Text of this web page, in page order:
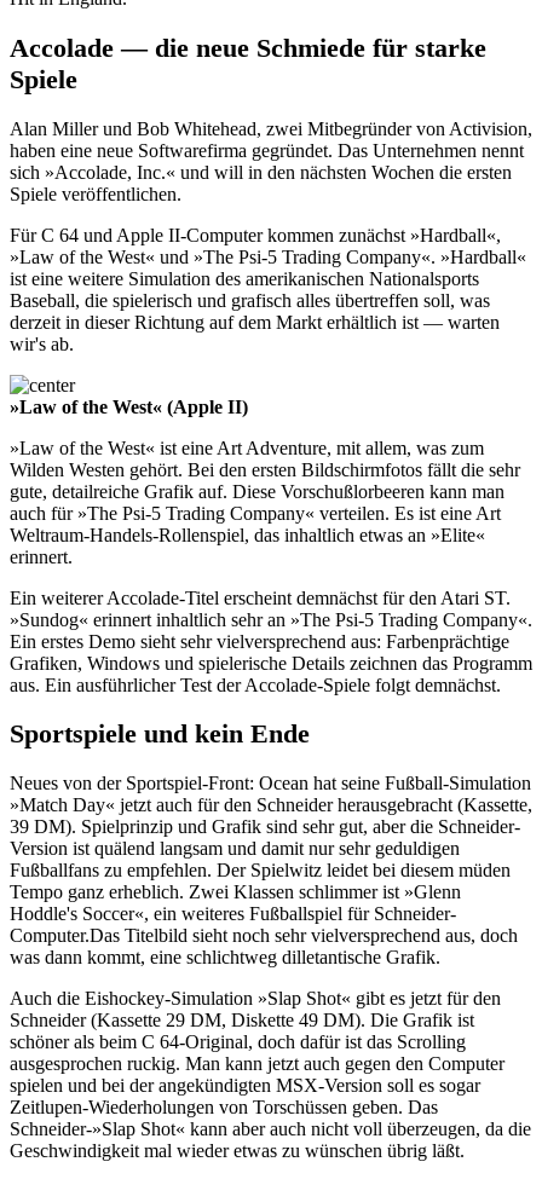
Accolade — die neue Schmiede für starke
Spiele
Alan Miller und Bob Whitehead, zwei Mitbegründer von Activision,
haben eine neue Softwarefirma gegründet. Das Unternehmen nennt
sich »Accolade, Inc.« und will in den nächsten Wochen die ersten
Spiele veröffentlichen.
Für C 64 und Apple II-Computer kommen zunächst »Hardball«,
»Law of the West« und »The Psi-5 Trading Company«. »Hardball«
ist eine weitere Simulation des amerikanischen Nationalsports
Baseball, die spielerisch und grafisch alles übertreffen soll, was
derzeit in dieser Richtung auf dem Markt erhältlich ist — warten
wir's ab.
»Law of the West« (Apple II)
»Law of the West« ist eine Art Adventure, mit allem, was zum
Wilden Westen gehört. Bei den ersten Bildschirmfotos fällt die sehr
gute, detailreiche Grafik auf. Diese Vorschußlorbeeren kann man
auch für »The Psi-5 Trading Company« verteilen. Es ist eine Art
Weltraum-Handels-Rollenspiel, das inhaltlich etwas an »Elite«
erinnert.
Ein weiterer Accolade-Titel erscheint demnächst für den Atari ST.
»Sundog« erinnert inhaltlich sehr an »The Psi-5 Trading Company«.
Ein erstes Demo sieht sehr vielversprechend aus: Farbenprächtige
Grafiken, Windows und spielerische Details zeichnen das Programm
aus. Ein ausführlicher Test der Accolade-Spiele folgt demnächst.
Sportspiele und kein Ende
Neues von der Sportspiel-Front: Ocean hat seine Fußball-Simulation
»Match Day« jetzt auch für den Schneider herausgebracht (Kassette,
39 DM). Spielprinzip und Grafik sind sehr gut, aber die Schneider-
Version ist quälend langsam und damit nur sehr geduldigen
Fußballfans zu empfehlen. Der Spielwitz leidet bei diesem müden
Tempo ganz erheblich. Zwei Klassen schlimmer ist »Glenn
Hoddle's Soccer«, ein weiteres Fußballspiel für Schneider-
Computer.Das Titelbild sieht noch sehr vielversprechend aus, doch
was dann kommt, eine schlichtweg dilletantische Grafik.
Auch die Eishockey-Simulation »Slap Shot« gibt es jetzt für den
Schneider (Kassette 29 DM, Diskette 49 DM). Die Grafik ist
schöner als beim C 64-Original, doch dafür ist das Scrolling
ausgesprochen ruckig. Man kann jetzt auch gegen den Computer
spielen und bei der angekündigten MSX-Version soll es sogar
Zeitlupen-Wiederholungen von Torschüssen geben. Das
Schneider-»Slap Shot« kann aber auch nicht voll überzeugen, da die
Geschwindigkeit mal wieder etwas zu wünschen übrig läßt.